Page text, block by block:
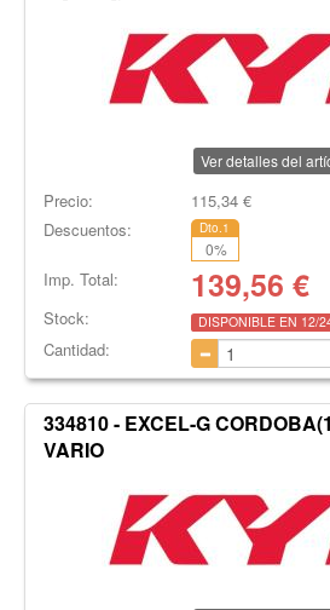
Ver detalles del
Precio: 115,34€
Descuentos:
Dto.1
0%
Imp. Total: 139,56 €
Stock: DISPONIBLE EN 12/
Cantidad:
334810 - EXCEL-G
VARIO